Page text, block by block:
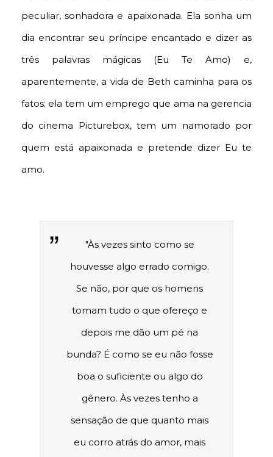
peculiar, sonhadora e apaixonada. Ela sonha um
dia encontrar seu príncipe encantado e dizer as
três palavras mágicas (Eu Te Amo) e,
aparentemente, a vida de Beth caminha para os
fatos: ela tem um emprego que ama na gerencia
do cinema Picturebox, tem um namorado por
quem está apaixonada e pretende dizer Eu te
amo.
"Às vezes sinto como se
houvesse algo errado comigo.
Se não, por que os homens
tomam tudo o que ofereço e
depois me dão um pé na
bunda? É como se eu não fosse
boa o suficiente ou algo do
gênero. Às vezes tenho a
sensação de que quanto mais
eu corro atrás do amor, mais